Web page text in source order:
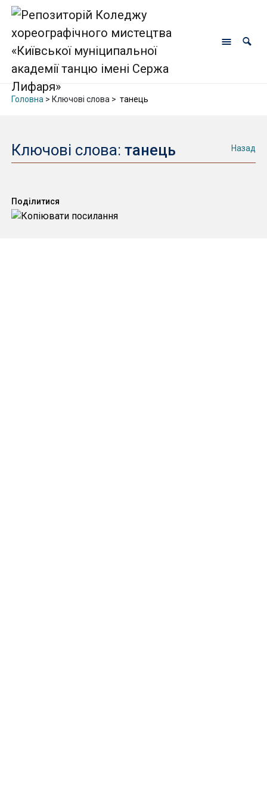
Головна > Ключові слова > танець
Ключові слова: танець Назад
Поділитися